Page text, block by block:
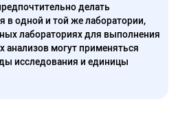
делать
в одной и той же лаборатории,
лабораториях для выполнения
анализов могут применяться
исследования и единицы